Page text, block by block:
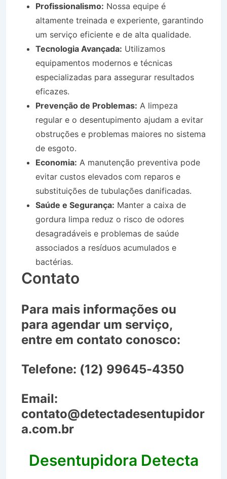
Profissionalismo: Nossa equipe é
altamente treinada e experiente, garantindo
um serviço eficiente e de alta qualidade.
Tecnologia Avançada: Utilizamos
equipamentos modernos e técnicas
especializadas para assegurar resultados
eficazes.
Prevenção de Problemas: A limpeza
regular e o desentupimento ajudam a evitar
obstruções e problemas maiores no sistema
de esgoto.
Economia: A manutenção preventiva pode
evitar custos elevados com reparos e
substituições de tubulações danificadas.
Saúde e Segurança: Manter a caixa de
gordura limpa reduz o risco de odores
desagradáveis e problemas de saúde
associados a resíduos acumulados e
bactérias.
Contato
Para mais informações ou
para agendar um serviço,
entre em contato conosco:
Telefone: (12) 99645-4350
Email:
contato@detectadesentupidor
a.com.br
Desentupidora Detecta